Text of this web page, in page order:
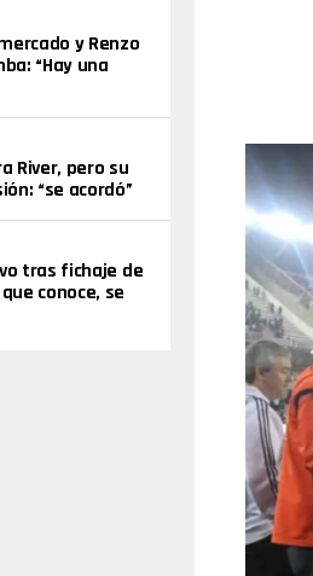
y Renzo
“Hay una
River, pero su
“se acordó”
tras fichaje de
conoce, se